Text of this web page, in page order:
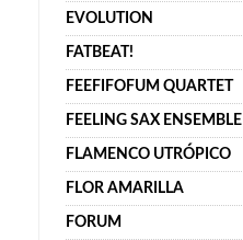
EVOLUTION
FATBEAT!
FEEFIFOFUM QUARTET
FEELING SAX ENSEMBLE
FLAMENCO UTRÓPICO
FLOR AMARILLA
FORUM